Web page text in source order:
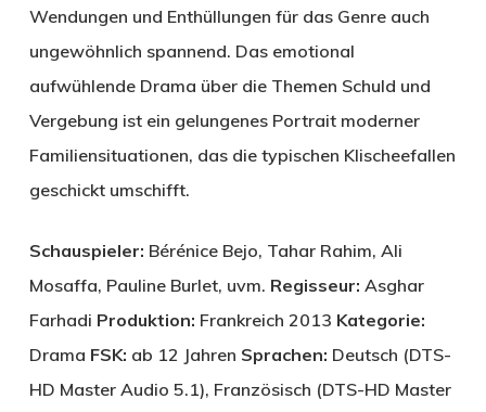
Wendungen und Enthüllungen für das Genre auch
ungewöhnlich spannend. Das emotional
aufwühlende Drama über die Themen Schuld und
Vergebung ist ein gelungenes Portrait moderner
Familiensituationen, das die typischen Klischeefallen
geschickt umschifft.
Schauspieler: Bérénice Bejo, Tahar Rahim, Ali
Mosaffa, Pauline Burlet, uvm. Regisseur: Asghar
Farhadi Produktion: Frankreich 2013 Kategorie:
Drama FSK: ab 12 Jahren Sprachen: Deutsch (DTS-
HD Master Audio 5.1), Französisch (DTS-HD Master